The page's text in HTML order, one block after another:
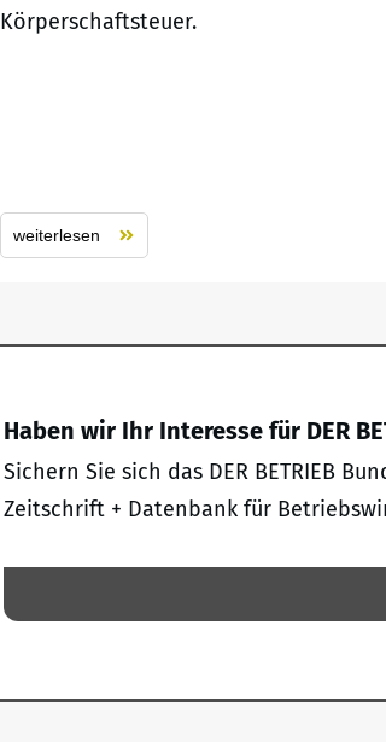
Körperschaftsteuer.
weiterlesen
Haben wir Ihr Interesse für DER
Sichern Sie sich das DER BETRIEB
Zeitschrift + Datenbank für